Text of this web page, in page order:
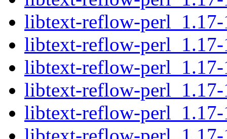
libtext-reflow-
libtext-reflow-
libtext-reflow-
libtext-reflow-
libtext-reflow-